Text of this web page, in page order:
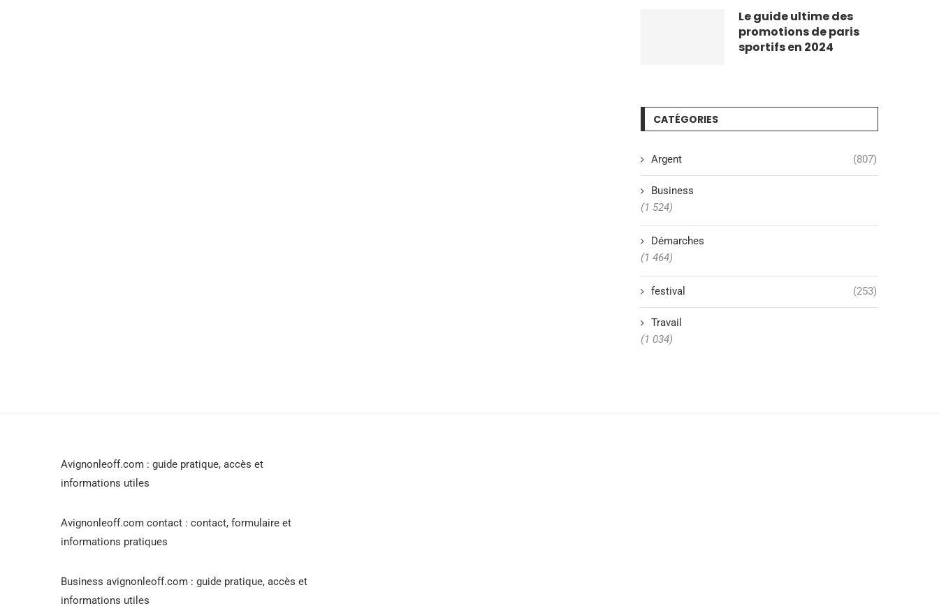
Le guide ultime des
promotions de paris
sportifs en 2024
CATÉGORIES
Argent (807)
Business
(1 524)
Démarches
(1 464)
festival (253)
Travail
(1 034)
Avignonleoff.com : guide pratique, accès et
informations utiles
Avignonleoff.com contact : contact, formulaire et
informations pratiques
Business avignonleoff.com : guide pratique, accès et
informations utiles